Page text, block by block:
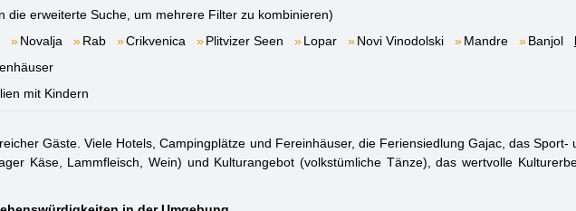
die erweiterte Suche, um mehrere Filter zu kombinieren)
Novalja Rab Crikvenica Plitvizer Seen Lopar Novi Vinodolski Mandre Banjol
mit Kindern
Gäste. Viele Hotels, Campingplätze und Fereinhäuser, die Feriensiedlung Gajac, das Sport-
Käse, Lammfleisch, Wein) und Kulturangebot (volkstümliche Tänze), das wertvolle